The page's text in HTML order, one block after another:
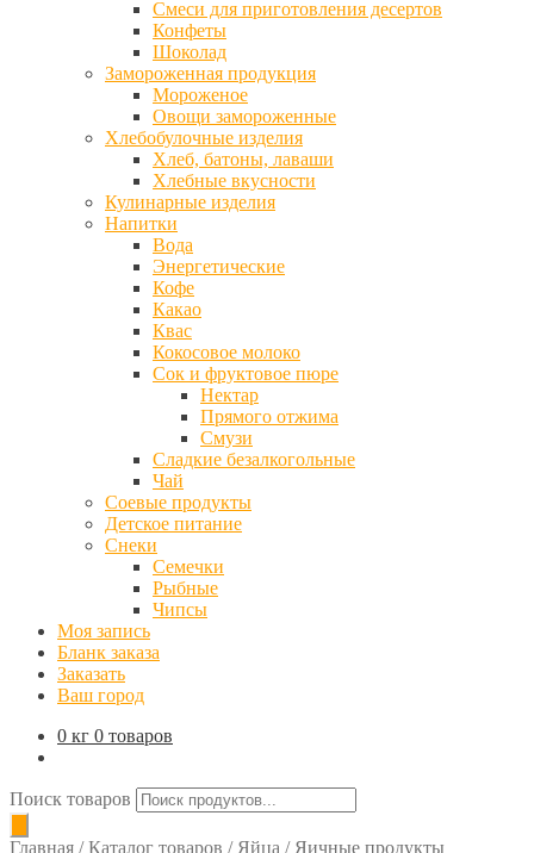
Смеси для приготовления десертов
Конфеты
Шоколад
Замороженная продукция
Мороженое
Овощи замороженные
Хлебобулочные изделия
Хлеб, батоны, лаваши
Хлебные вкусности
Кулинарные изделия
Напитки
Вода
Энергетические
Кофе
Какао
Квас
Кокосовое молоко
Сок и фруктовое пюре
Нектар
Прямого отжима
Смузи
Сладкие безалкогольные
Чай
Соевые продукты
Детское питание
Снеки
Семечки
Рыбные
Чипсы
Моя запись
Бланк заказа
Заказать
Ваш город
0 кг 0 товаров
Поиск товаров
Главная /Каталог товаров / Яйца / Яичные продукты